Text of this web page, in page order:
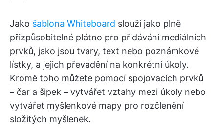
Jako šablona Whiteboard slouží jako plně
přizpůsobitelné plátno pro přidávání mediálních
prvků, jako jsou tvary, text nebo poznámkové
lístky, a jejich převádění na konkrétní úkoly.
Kromě toho můžete pomocí spojovacích prvků
– čar a šipek – vytvářet vztahy mezi úkoly nebo
vytvářet myšlenkové mapy pro rozčlenění
složitých myšlenek.